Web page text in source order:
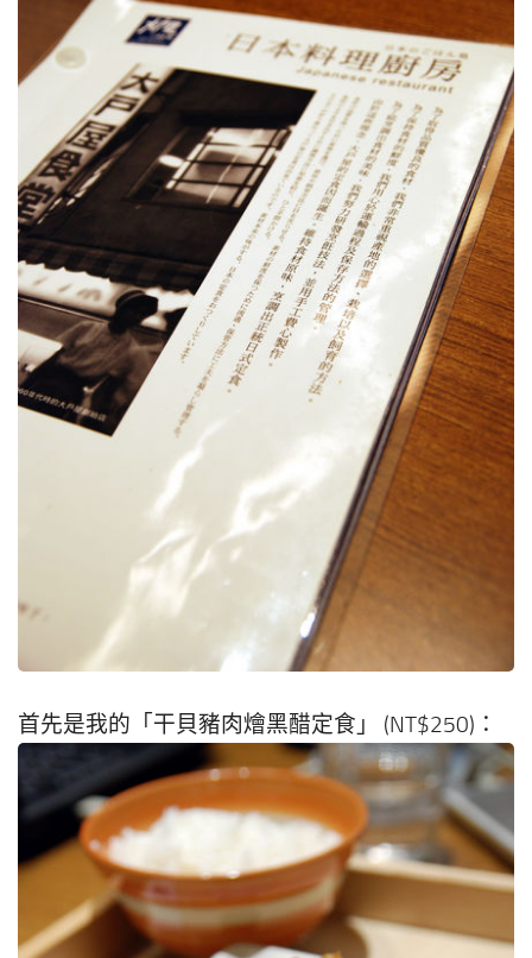
首先是我的「干貝豬肉燴黑醋定食」 (NT$250)：